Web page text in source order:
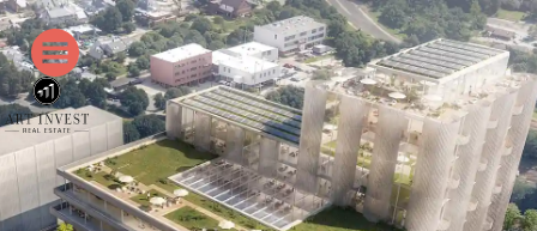
© formtool / RKW Architektur +